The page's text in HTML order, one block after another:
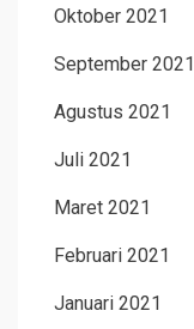
Oktober 2021
September 2021
Agustus 2021
Juli 2021
Maret 2021
Februari 2021
Januari 2021